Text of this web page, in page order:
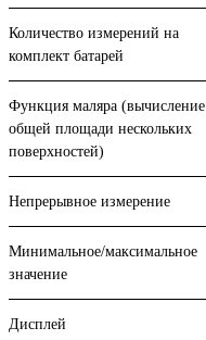
Количество измерений на
комплект батарей
Функция маляра (вычисление
общей площади нескольких
поверхностей)
Непрерывное измерение
Минимальное/максимальное
значение
Дисплей